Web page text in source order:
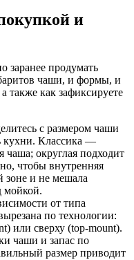
и
заранее продумать
чаши, и формы, и
также как зафиксируете
с размером чаши
кухни. Классика —
чаша; округлая подходит
чтобы внутренняя
зоне и не мешала
мойкой.
от типа
по технологии:
или сверху (top-mount).
чаши и запас по
размер приводит